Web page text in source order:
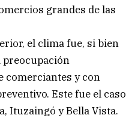
grandes de las
el clima fue, si bien
preocupación
comerciantes y con
Este fue el caso
Ituzaingó y Bella Vista.